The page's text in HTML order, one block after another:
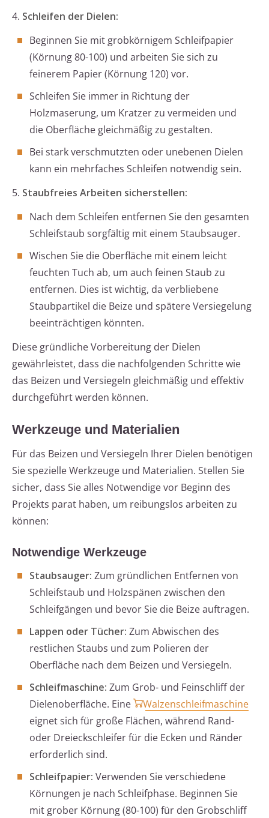
4. Schleifen der Dielen:
Beginnen Sie mit grobkörnigem Schleifpapier
(Körnung 80-100) und arbeiten Sie sich zu
feinerem Papier (Körnung 120) vor.
Schleifen Sie immer in Richtung der
Holzmaserung, um Kratzer zu vermeiden und
die Oberfläche gleichmäßig zu gestalten.
Bei stark verschmutzten oder unebenen Dielen
kann ein mehrfaches Schleifen notwendig sein.
5. Staubfreies Arbeiten sicherstellen:
Nach dem Schleifen entfernen Sie den gesamten
Schleifstaub sorgfältig mit einem Staubsauger.
Wischen Sie die Oberfläche mit einem leicht
feuchten Tuch ab, um auch feinen Staub zu
entfernen. Dies ist wichtig, da verbliebene
Staubpartikel die Beize und spätere Versiegelung
beeinträchtigen könnten.
Diese gründliche Vorbereitung der Dielen
gewährleistet, dass die nachfolgenden Schritte wie
das Beizen und Versiegeln gleichmäßig und effektiv
durchgeführt werden können.
Werkzeuge und Materialien
Für das Beizen und Versiegeln Ihrer Dielen benötigen
Sie spezielle Werkzeuge und Materialien. Stellen Sie
sicher, dass Sie alles Notwendige vor Beginn des
Projekts parat haben, um reibungslos arbeiten zu
können:
Notwendige Werkzeuge
Staubsauger: Zum gründlichen Entfernen von
Schleifstaub und Holzspänen zwischen den
Schleifgängen und bevor Sie die Beize auftragen.
Lappen oder Tücher: Zum Abwischen des
restlichen Staubs und zum Polieren der
Oberfläche nach dem Beizen und Versiegeln.
Schleifmaschine: Zum Grob- und Feinschliff der
Dielenoberfläche. Eine
Walzenschleifmaschine
eignet sich für große Flächen, während Rand-
oder Dreieckschleifer für die Ecken und Ränder
erforderlich sind.
Schleifpapier: Verwenden Sie verschiedene
Körnungen je nach Schleifphase. Beginnen Sie
mit grober Körnung (80-100) für den Grobschliff